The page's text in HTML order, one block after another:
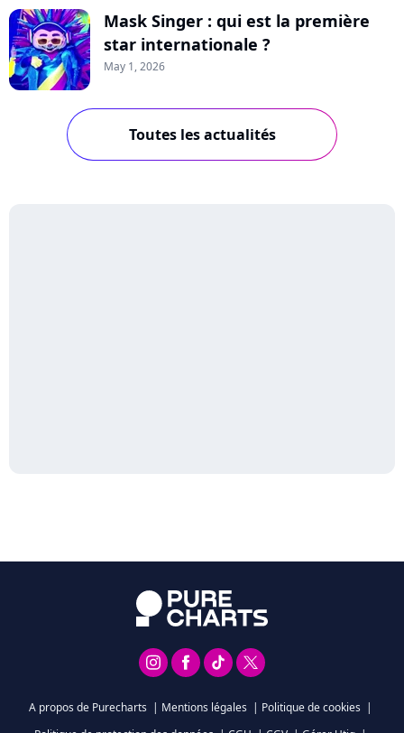
Mask Singer : qui est la première
star internationale ?
May 1, 2026
Toutes les actualités
A propos de Purecharts | Mentions légales | Politique de cookies |